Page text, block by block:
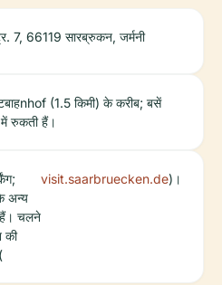
7, 66119 सारब्रुकन, जर्मनी
(1.5 किमी) के करीब; बसें
रुकती हैं।
अन्य
हैं। चलने
की
visit.saarbruecken.de)।